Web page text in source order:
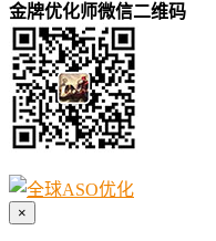
金牌优化师微信二维码
×